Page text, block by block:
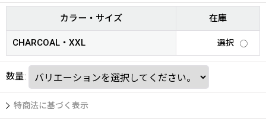
カラー・サイズ 在庫
CHARCOAL・XXL 選択
数量:
特商法に基づく表示